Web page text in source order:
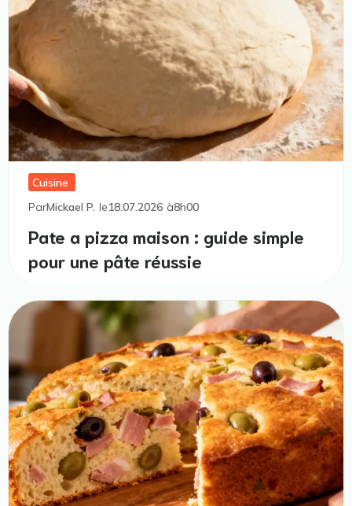
Cuisine
ParMickael P. le18.07.2026 à8h00
Pate a pizza maison : guide simple
pour une pâte réussie